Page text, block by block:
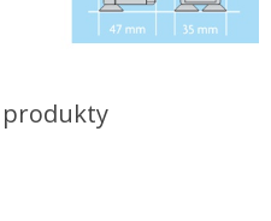
produkty